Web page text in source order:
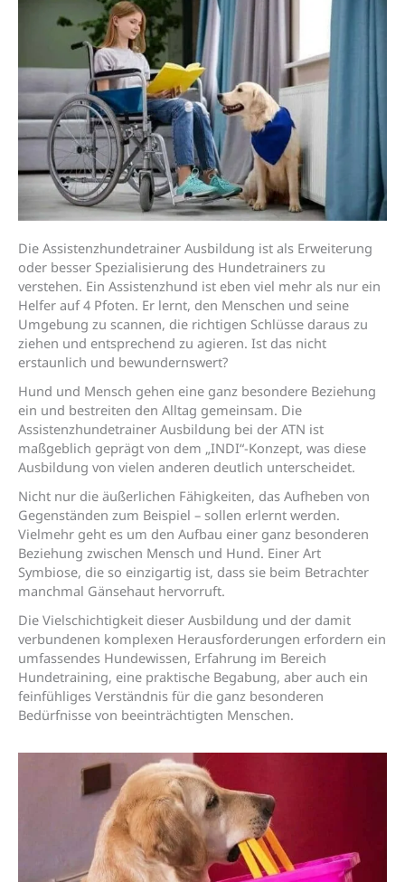
Die Assistenzhundetrainer Ausbildung ist als Erweiterung
oder besser Spezialisierung des Hundetrainers zu
verstehen. Ein Assistenzhund ist eben viel mehr als nur ein
Helfer auf 4 Pfoten. Er lernt, den Menschen und seine
Umgebung zu scannen, die richtigen Schlüsse daraus zu
ziehen und entsprechend zu agieren. Ist das nicht
erstaunlich und bewundernswert?
Hund und Mensch gehen eine ganz besondere Beziehung
ein und bestreiten den Alltag gemeinsam. Die
Assistenzhundetrainer Ausbildung bei der ATN ist
maßgeblich geprägt von dem „INDI“-Konzept, was diese
Ausbildung von vielen anderen deutlich unterscheidet.
Nicht nur die äußerlichen Fähigkeiten, das Aufheben von
Gegenständen zum Beispiel – sollen erlernt werden.
Vielmehr geht es um den Aufbau einer ganz besonderen
Beziehung zwischen Mensch und Hund. Einer Art
Symbiose, die so einzigartig ist, dass sie beim Betrachter
manchmal Gänsehaut hervorruft.
Die Vielschichtigkeit dieser Ausbildung und der damit
verbundenen komplexen Herausforderungen erfordern ein
umfassendes Hundewissen, Erfahrung im Bereich
Hundetraining, eine praktische Begabung, aber auch ein
feinfühliges Verständnis für die ganz besonderen
Bedürfnisse von beeinträchtigten Menschen.